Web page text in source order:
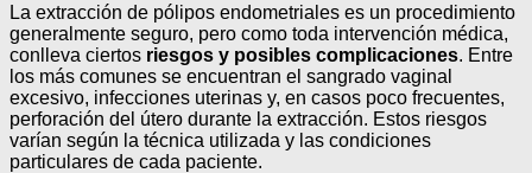
La extracción de pólipos endometriales es un procedimiento
generalmente seguro, pero como toda intervención médica,
conlleva ciertos riesgos y posibles complicaciones. Entre
los más comunes se encuentran el sangrado vaginal
excesivo, infecciones uterinas y, en casos poco frecuentes,
perforación del útero durante la extracción. Estos riesgos
varían según la técnica utilizada y las condiciones
particulares de cada paciente.